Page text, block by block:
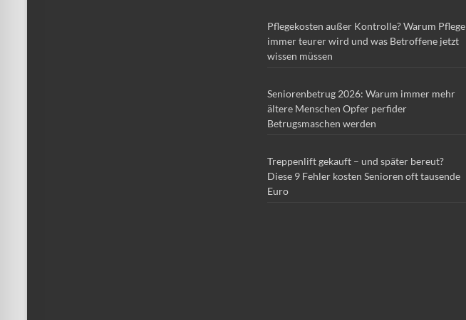
Pflegekosten außer Kontrolle? Warum Pflege
immer teurer wird und was Betroffene jetzt
wissen müssen
Seniorenbetrug 2026: Warum immer mehr
ältere Menschen Opfer perfider
Betrugsmaschen werden
Treppenlift gekauft – und später bereut?
Diese 9 Fehler kosten Senioren oft tausende
Euro